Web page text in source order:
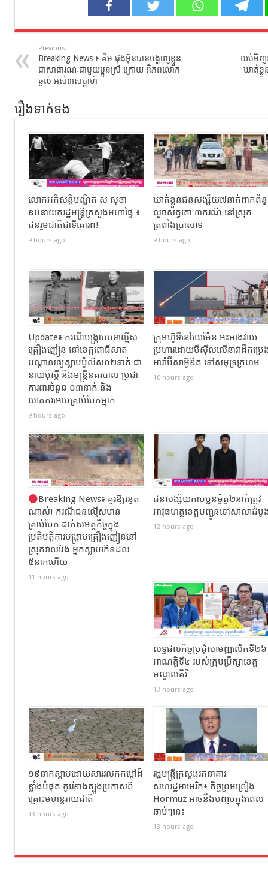
Previous:
Breaking News ៖ គីម ជុងអ៊ុនបានបង្ហាញខ្លួន
ជាសាធារណៈជាមួយប្អូនស្រី ក្រោយ ពិភពលោក
ឆ្ងល់ អស់៣សប្តាហ៍
យប់មិញន
ឃាត់ខ្លួ
រឿងទាក់ទង
លោកអភិសន្តិបណ្ឌិត ស សុខា
ឧបនាយករដ្ឋមន្រ្តីក្រសួងមហាផ្ទៃ ៖
ជនរួមជាតិជាទីគោរព!
9 hours ago
ឃាត់ខ្លួនជនសង្ស័យ៧នាក់ពាក់ព័ន្ធ
លួចសត្វគោ ៣ករណី នៅស្រុក
ត្រពាំងប្រាសាទ
9 hours ago
Update៖ ករណីបង្ក្រាបបទល្មើស
គ្រឿងញៀន នៅខេត្តពោធិ៍សាត់
បណ្តាលឲ្យស្លាប់ប៉ូលីស០២នាក់ ជា
នាយប៉ុស្តិ៍ និងមន្រ្តីនគរបាល ប្រជា
ការពារចំនួន ០៣នាក់ និង
ឃាតករអោបគ្រាប់បែកម្នាក់
9 hours ago
ក្រុមហ៊ូទីនៅយេម៉ែន អះអាងវាយ
ប្រហារដោយមីស៊ីលលើនាវាដឹកប្រេ
អារ៉ាប៊ីសាអ៊ូឌីត នៅសមុទ្រក្រហម
10 hours ago
Breaking News៖ គួរឱ្យរន្ធត់
ណាស់! ករណីជនល្មើសមាន
គ្រាប់បែក ដាក់សមត្ថកិច្ចក្នុង
ប្រតិបត្តិការបង្ក្រាបគ្រឿងញៀននៅ
ស្រុកវាលវែង អ្នកស្លាប់កើនដល់
៥នាក់ហើយ
11 hours ago
ជនសង្ស័យកាប់ប្លន់ម៉ូតូ២នាក់ត្រូវ
អាវុធហត្ថខេត្តបញ្ជូនទៅសាលាដំបូ
12 hours ago
លទ្ធផលកិច្ចប្រជុំសាមញ្ញលើកទី២៦
អាណត្តិទី៤ របស់ក្រុមប្រឹក្សាខេត្ត
មណ្ឌលគិរី
13 hours ago
១៩នាក់ស្លាប់ដោយសាររលកកម្ដៅដ៏
ខ្លាំងបំផុត កូរ៉េខាងត្បូងប្រកាសពី
គ្រោះមហន្តរាយជាតិ
13 hours ago
រដ្ឋមន្ត្រីក្រសួងរតនាគារ
សហរដ្ឋអាមេរិក៖ កិច្ចព្រមព្រៀង
Hormuz អាចនឹងបញ្ចប់ក្នុងពេល
ឆាប់ៗនេះ
13 hours ago